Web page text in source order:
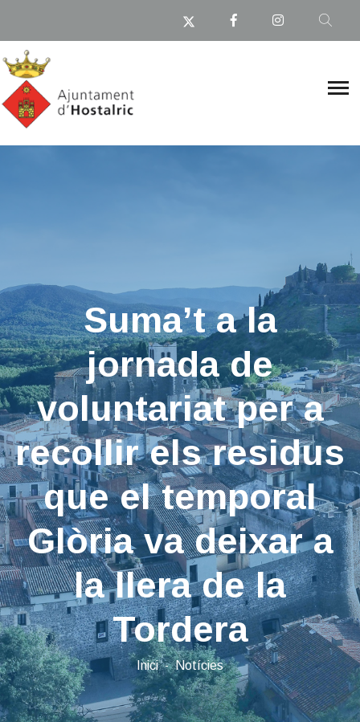
Suma’t a la
jornada de
voluntariat per a
recollir els residus
que el temporal
Glòria va deixar a
la llera de la
Tordera
Inici Notícies